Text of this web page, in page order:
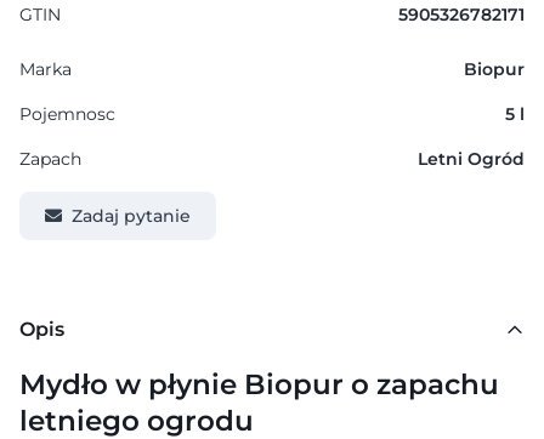
GTIN 5905326782171
Marka Biopur
Pojemnosc 5 l
Zapach Letni Ogród
Zadaj pytanie
Opis
Mydło w płynie Biopur o zapachu
letniego ogrodu